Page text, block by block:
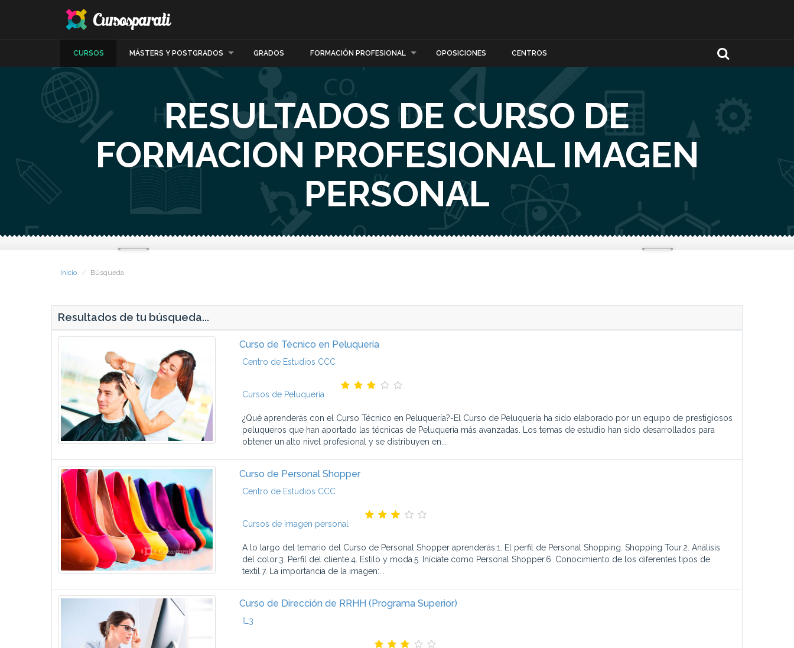
CURSOS MÁSTERS Y POSTGRADOS GRADOS FORMACIÓN PROFESIONAL OPOSICIONES CENTROS
RESULTADOS DE CURSO DE
FORMACION PROFESIONAL IMAGEN
PERSONAL
Inicio Búsqueda
Resultados de tu búsqueda...
Curso de Técnico en Peluquería
Centro de Estudios CCC
Cursos de Peluquería
¿Qué aprenderás con el Curso Técnico en Peluquería?-El Curso de Peluquería ha sido elaborado por un equipo de prestigiosos
peluqueros que han aportado las técnicas de Peluquería más avanzadas. Los temas de estudio han sido desarrollados para
obtener un alto nivel profesional y se distribuyen en...
Curso de Personal Shopper
Centro de Estudios CCC
Cursos de Imagen personal
A lo largo del temario del Curso de Personal Shopper aprenderás:1. El perfil de Personal Shopping. Shopping Tour.2. Análisis
del color.3. Perfil del cliente.4. Estilo y moda.5. Iníciate como Personal Shopper.6. Conocimiento de los diferentes tipos de
textil.7. La importancia de la imagen:...
Curso de Dirección de RRHH (Programa Superior)
IL3